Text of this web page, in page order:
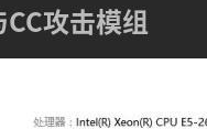
攻击模组